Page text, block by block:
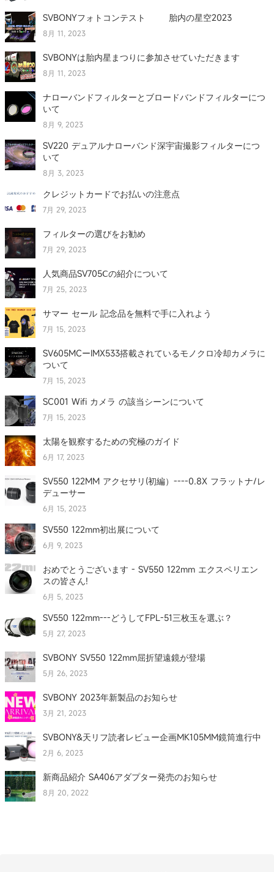
SVBONYフォトコンテスト 胎内の星空2023
8月 11, 2023
SVBONYは胎内星まつりに参加させていただきます
8月 11, 2023
ナローバンドフィルターとブロードバンドフィルターにつ
いて
8月 9, 2023
SV220 デュアルナローバンド深宇宙撮影フィルターにつ
いて
8月 3, 2023
クレジットカードでお払いの注意点
7月 29, 2023
フィルターの選びをお勧め
7月 29, 2023
人気商品SV705Ⅽの紹介について
7月 25, 2023
サマー セール 記念品を無料で手に入れよう
7月 15, 2023
SV605MCーIMX533搭載されているモノクロ冷却カメラに
ついて
7月 15, 2023
SC001 Wifi カメラ の該当シーンについて
7月 15, 2023
太陽を観察するための究極のガイド
6月 17, 2023
SV550 122MM アクセサリ(初編）----0.8X フラットナ/レ
デューサー
6月 15, 2023
SV550 122mm初出展について
6月 9, 2023
おめでとうございます - SV550 122mm エクスペリエン
スの皆さん!
6月 5, 2023
SV550 122mm---どうしてFPL-51三枚玉を選ぶ？
5月 27, 2023
SVBONY SV550 122mm屈折望遠鏡が登場
5月 26, 2023
SVBONY 2023年新製品のお知らせ
3月 21, 2023
SVBONY&天リフ読者レビュー企画MK105MM鏡筒進行中
2月 6, 2023
新商品紹介 SA406アダプター発売のお知らせ
8月 20, 2022